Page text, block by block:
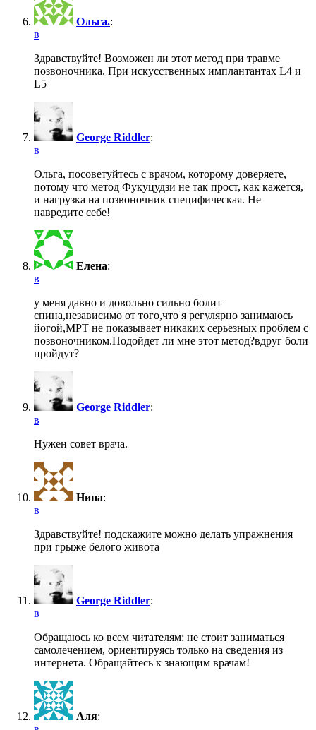
Ольга.:
в
Здравствуйте! Возможен ли этот метод при травме
позвоночника. При искусственных имплантантах L4 и
L5
George Riddler:
в
Ольга, посоветуйтесь с врачом, которому доверяете,
потому что метод Фукуцудзи не так прост, как кажется,
и нагрузка на позвоночник специфическая. Не
навредите себе!
Елена:
в
у меня давно и довольно сильно болит
спина,независимо от того,что я регулярно занимаюсь
йогой,МРТ не показывает никаких серьезных проблем с
позвоночником.Подойдет ли мне этот метод?вдруг боли
пройдут?
George Riddler:
в
Нужен совет врача.
Нина:
в
Здравствуйте! подскажите можно делать упражнения
при грыже белого живота
George Riddler:
в
Обращаюсь ко всем читателям: не стоит заниматься
самолечением, ориентируясь только на сведения из
интернета. Обращайтесь к знающим врачам!
Аля: